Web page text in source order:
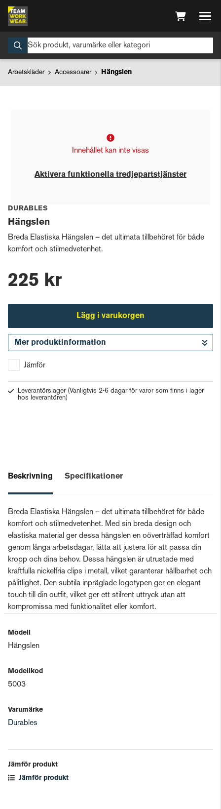
Arbetskläder Accessoarer Hängslen
Innehållet kan inte visas
Aktivera funktionella tredjepartstjänster
DURABLES
Hängslen
Breda Elastiska Hängslen – det ultimata tillbehöret för både
komfort och stilmedvetenhet.
225 kr
Lägg i varukorgen
Mer produktinformation
Jämför
Leverantörslager (Vanligtvis 2-6 dagar för varor som finns i lager
hos leverantören)
Beskrivning Specifikationer
Breda Elastiska Hängslen – det ultimata tillbehöret för både
komfort och stilmedvetenhet. Med sin breda design och
elastiska material ger dessa hängslen en oöverträffad komfort
genom långa arbetsdagar, lätta att justera för att passa din
kropp och dina behov. Dessa hängslen är utrustade med
kraftfulla nickelfria clips i metall, vilket garanterar hållbarhet och
pålitlighet. Den subtila inpräglade logotypen ger en elegant
touch till din outfit, vilket ger ett stilrent uttryck utan att
kompromissa med funktionalitet eller komfort.
Modell
Hängslen
Modellkod
5003
Varumärke
Durables
Jämför produkt
Jämför produkt